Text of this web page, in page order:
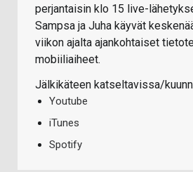
perjantaisin klo 15 live-
Sampsa ja Juha käyvät
viikon ajalta ajankohtaiset
mobiiliaiheet.
Jälkikäteen katseltavissa/
Youtube
iTunes
Spotify